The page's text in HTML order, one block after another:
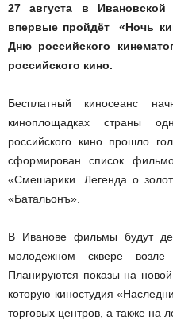
27 августа в
впервые пройдёт «Ночь
Дню российского
российского кино.
Бесплатный киносеанс
киноплощадках страны
российского кино прошло
сформирован список
«Смешарики. Легенда о
«Батальонъ».
В Иванове фильмы будут
молодежном сквере
Планируются показы на
которую киностудия
торговых центров, а также на